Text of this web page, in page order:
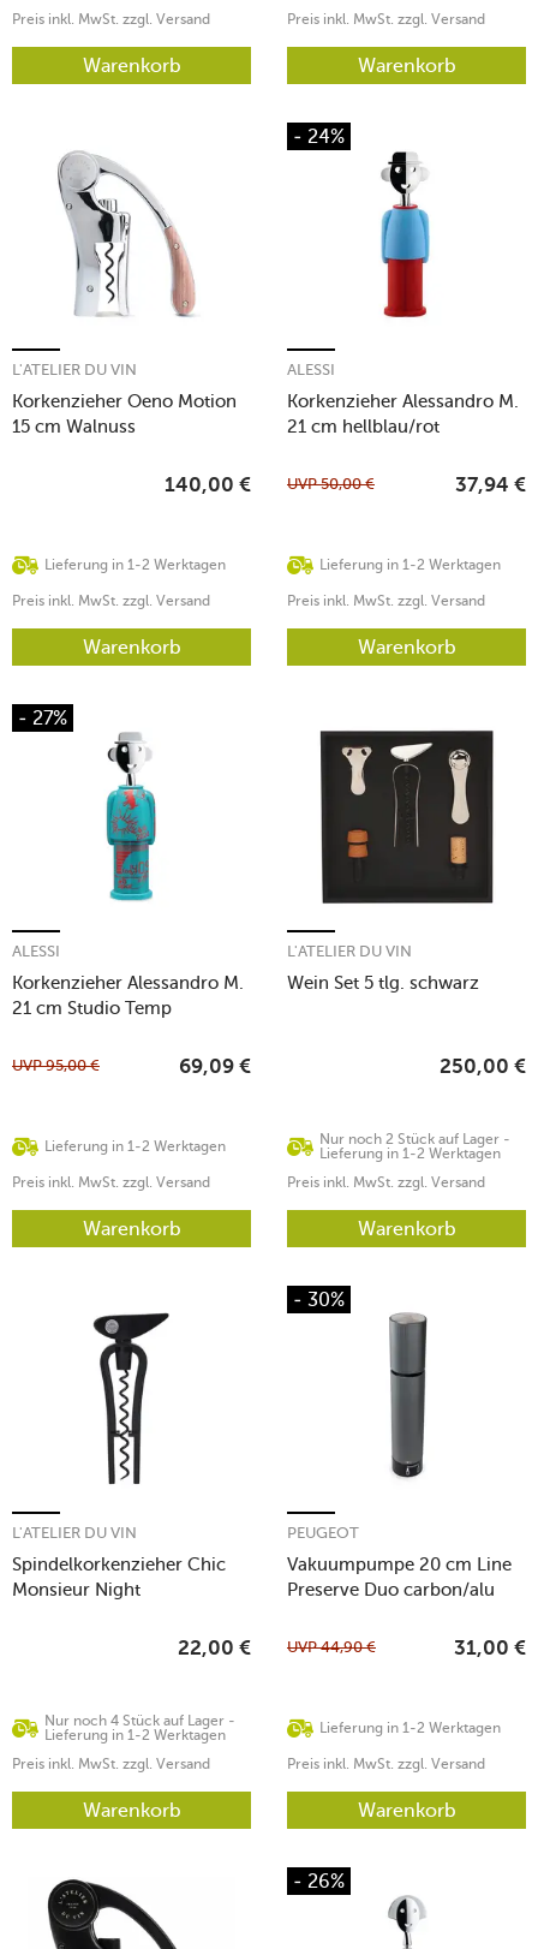
Preis inkl. MwSt. zzgl. Versand
Warenkorb
Preis inkl. MwSt. zzgl. Versand
Warenkorb
Korkenzieher Oeno Motion
15 cm Walnuss
L'ATELIER DU VIN
Lieferung in 1-2 Werktagen
140,00 €
Preis inkl. MwSt. zzgl. Versand
Warenkorb
- 24%
Korkenzieher Alessandro M.
21 cm hellblau/rot
ALESSI
Lieferung in 1-2 Werktagen
UVP50,00 € 37,94 €
Preis inkl. MwSt. zzgl. Versand
Warenkorb
- 27%
Korkenzieher Alessandro M.
21 cm Studio Temp
ALESSI
Lieferung in 1-2 Werktagen
UVP95,00 € 69,09 €
Preis inkl. MwSt. zzgl. Versand
Warenkorb
Wein Set 5 tlg. schwarz
L'ATELIER DU VIN
Nur noch 2 Stück auf Lager -
Lieferung in 1-2 Werktagen
250,00 €
Preis inkl. MwSt. zzgl. Versand
Warenkorb
Spindelkorkenzieher Chic
Monsieur Night
L'ATELIER DU VIN
Nur noch 4 Stück auf Lager -
Lieferung in 1-2 Werktagen
22,00 €
Preis inkl. MwSt. zzgl. Versand
Warenkorb
- 30%
Vakuumpumpe 20 cm Line
Preserve Duo carbon/alu
PEUGEOT
Lieferung in 1-2 Werktagen
UVP44,90 € 31,00 €
Preis inkl. MwSt. zzgl. Versand
Warenkorb
- 26%